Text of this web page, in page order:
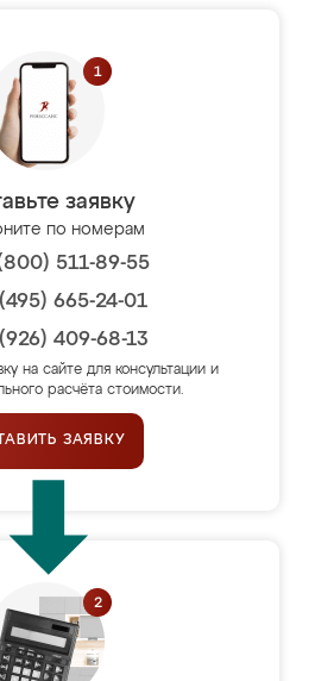
заявку
по номерам
511-89-55
665-24-01
409-68-13
на сайте для консультации и
расчёта стоимости.
ЗАЯВКУ